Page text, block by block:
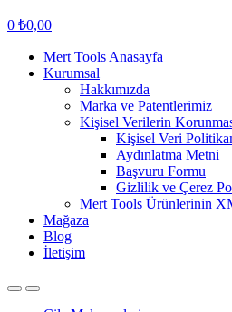
0 ₺0,00
Mert Tools Anasayfa
Kurumsal
Hakkımızda
Marka ve Patentlerimiz
Kişisel Verilerin
Kişisel Veri
Aydınlatma Metni
Başvuru Formu
Gizlilik ve Çerez
Mert Tools Ürünlerinin
Mağaza
Blog
İletişim